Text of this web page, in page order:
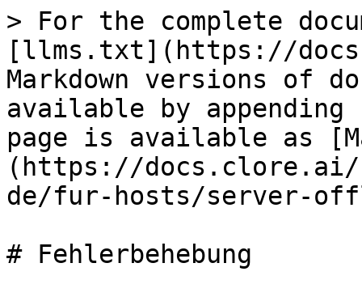
> For the complete
[llms.txt](https://
Markdown versions of
available by
page is available as
(https://
de/fur-hosts/server-
# Fehlerbehebung